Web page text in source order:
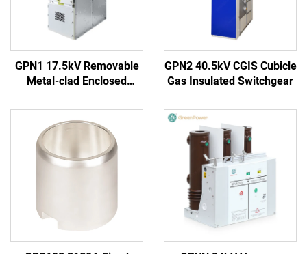
GPN1 17.5kV Removable
Metal-clad Enclosed
GPN2 40.5kV CGIS Cubicle
Gas Insulated Switchgear